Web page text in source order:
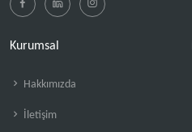
Kurumsal
Hakkımızda
İletişim